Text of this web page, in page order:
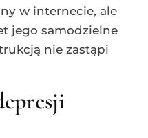
w internecie, ale
jego samodzielne
nie zastąpi